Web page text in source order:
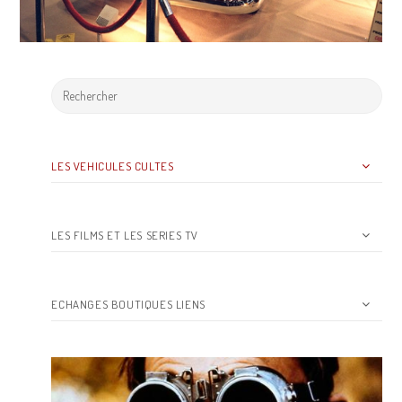
LES VEHICULES CULTES
LES FILMS ET LES SERIES TV
ECHANGES BOUTIQUES LIENS